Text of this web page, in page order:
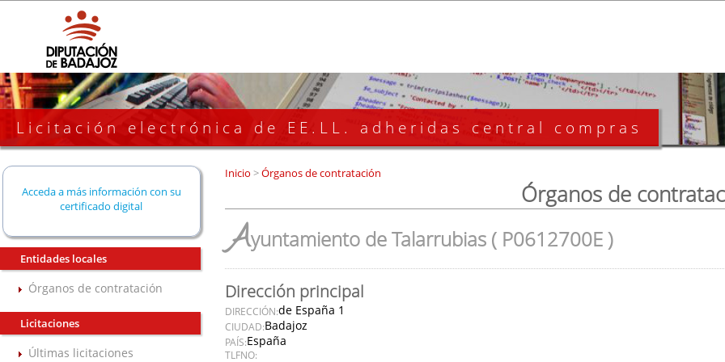
Licitación electrónica de EE.LL. adheridas central compras
Acceda a más información con su
certificado digital
Entidades locales
Órganos de contratación
Licitaciones
Últimas licitaciones
Inicio >Órganos de contratación
Órganos de
Ayuntamiento de Talarrubias ( P0612700E )
Dirección principal
DIRECCIÓN:de España 1
CIUDAD:Badajoz
PAÍS:España
TLFNO: